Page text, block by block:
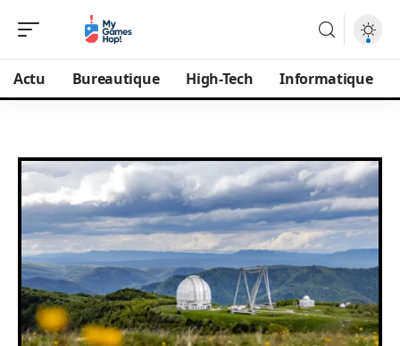
Actu Bureautique High-Tech Informatique